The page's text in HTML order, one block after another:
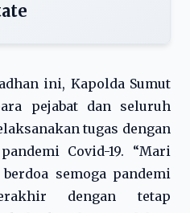
ini, Kapolda Sumut
pejabat dan seluruh
tugas dengan
Covid-19. “Mari
semoga pandemi
dengan tetap